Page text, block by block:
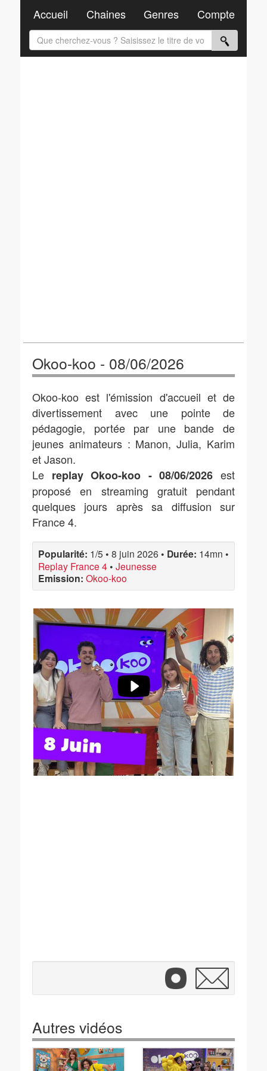
Okoo-koo - 08/06/2026
Okoo-koo est l'émission d'accueil et de
divertissement avec une pointe de
pédagogie, portée par une bande de
jeunes animateurs : Manon, Julia, Karim
et Jason.
Le replay Okoo-koo - 08/06/2026 est
proposé en streaming gratuit pendant
quelques jours après sa diffusion sur
France 4.
Popularité: 1/5 • 8 juin 2026 • Durée: 14mn •
Replay France 4 • Jeunesse
Emission: Okoo-koo
Autres vidéos
Accueil Chaines Genres Compte